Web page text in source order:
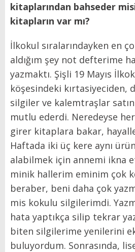
kitaplarından bahseder
kitapların var mı?
İlkokul sıralarındayken en
aldığım şey not defterime
yazmaktı. Şişli 19 Mayıs
köşesindeki kırtasiyeciden,
silgiler ve kalemtraşlar
mutlu ederdi. Neredeyse
girer kitaplara bakar,
Haftada iki üç kere aynı
alabilmek için annemi ikna
minik hallerim eminim çok
beraber, beni daha çok
mis kokulu silgilerimdi.
hata yaptıkça silip tekrar
biten silgilerime yenilerini
buluyordum. Sonrasında,